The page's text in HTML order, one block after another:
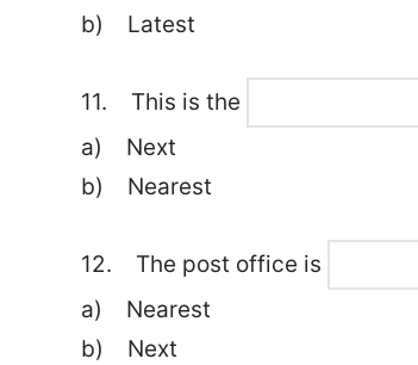
b) Latest
11. This is the
a) Next
b) Nearest
12. The post office is
a) Nearest
b) Next